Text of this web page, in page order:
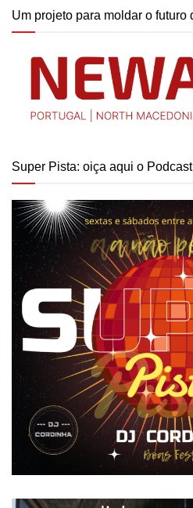
Um projeto para moldar o futuro
Super Pista: oiça aqui o